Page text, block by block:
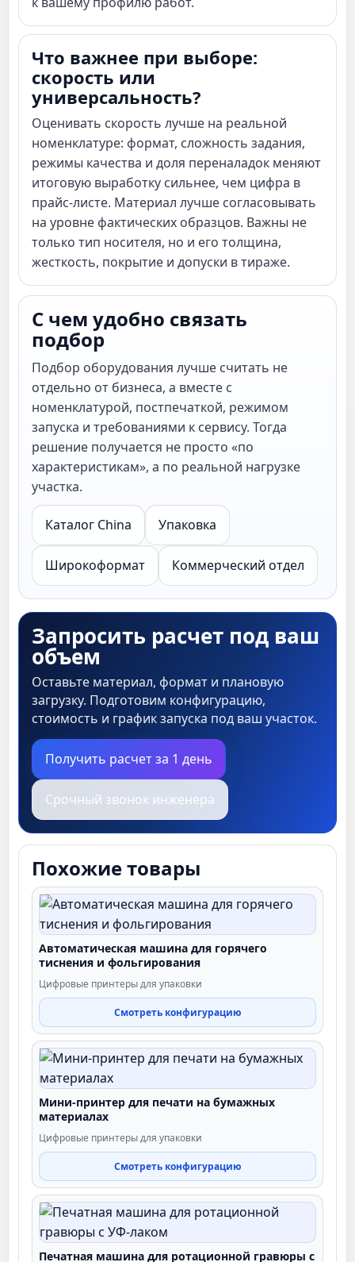
Что важнее при выборе:
скорость или
универсальность?
Оценивать скорость лучше на реальной
номенклатуре: формат, сложность задания,
режимы качества и доля переналадок меняют
итоговую выработку сильнее, чем цифра в
прайс-листе. Материал лучше согласовывать
на уровне фактических образцов. Важны не
только тип носителя, но и его толщина,
жесткость, покрытие и допуски в тираже.
С чем удобно связать
подбор
Подбор оборудования лучше считать не
отдельно от бизнеса, а вместе с
номенклатурой, постпечаткой, режимом
запуска и требованиями к сервису. Тогда
решение получается не просто «по
характеристикам», а по реальной нагрузке
участка.
Каталог China Упаковка
Широкоформат Коммерческий отдел
Запросить расчет под ваш
объем
Оставьте материал, формат и плановую
загрузку. Подготовим конфигурацию,
стоимость и график запуска под ваш участок.
Получить расчет за 1 день
Срочный звонок инженера
Похожие товары
Автоматическая машина для горячего
тиснения и фольгирования
Цифровые принтеры для упаковки
Смотреть конфигурацию
Мини-принтер для печати на бумажных
материалах
Цифровые принтеры для упаковки
Смотреть конфигурацию
Печатная машина для ротационной гравюры с